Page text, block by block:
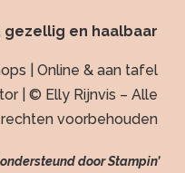
en haalbaar
| Online & aan tafel
| © Elly Rijnvis – Alle
rechten voorbehouden
door Stampin’